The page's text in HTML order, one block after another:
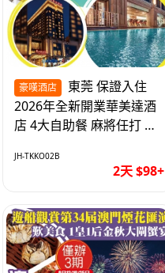
豪嘆酒店
2026年全新開業華美達酒
店 4大自助餐 麻將任打 抵
JH-TKKO02B
2天 $98+